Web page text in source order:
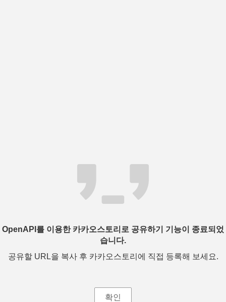
OpenAPI를 이용한 카카오스토리로 공유하기 기능이 종료되었
습니다.
공유할 URL을 복사 후 카카오스토리에 직접 등록해 보세요.
확인